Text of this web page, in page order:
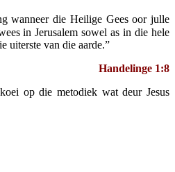
wanneer die Heilige Gees oor julle
in Jerusalem sowel as in die hele
uiterste van die aarde.”
Handelinge 1:8
op die metodiek wat deur Jesus